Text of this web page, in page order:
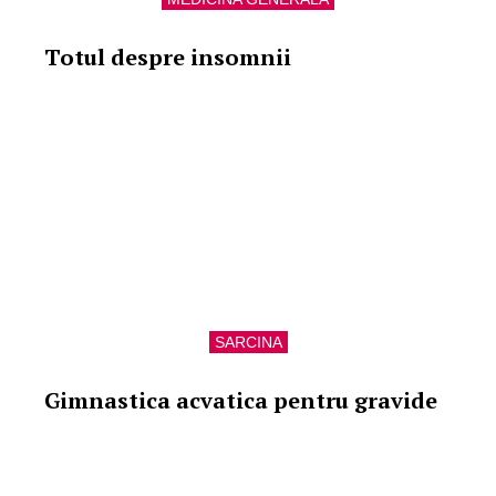
Totul despre insomnii
SARCINA
Gimnastica acvatica pentru gravide